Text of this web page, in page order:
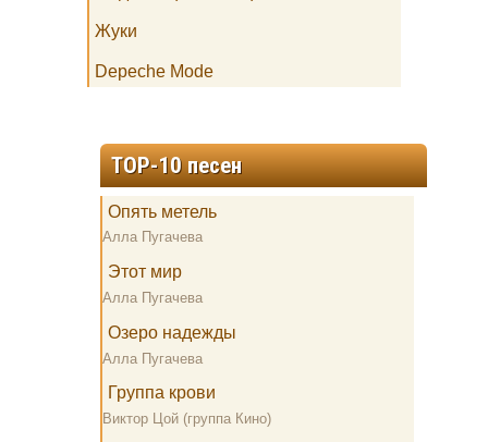
Жуки
Depeche Mode
TOP-10 песен
Опять метель
Алла Пугачева
Этот мир
Алла Пугачева
Озеро надежды
Алла Пугачева
Группа крови
Виктор Цой (группа Кино)